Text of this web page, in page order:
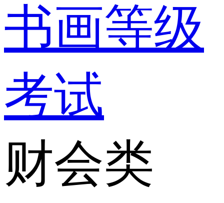
书画等级
考试
财会类